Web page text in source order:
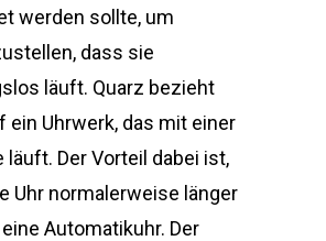
werden sollte, um
dass sie
läuft. Quarz bezieht
ein Uhrwerk, das mit einer
läuft. Der Vorteil dabei ist,
Uhr normalerweise länger
Automatikuhr. Der